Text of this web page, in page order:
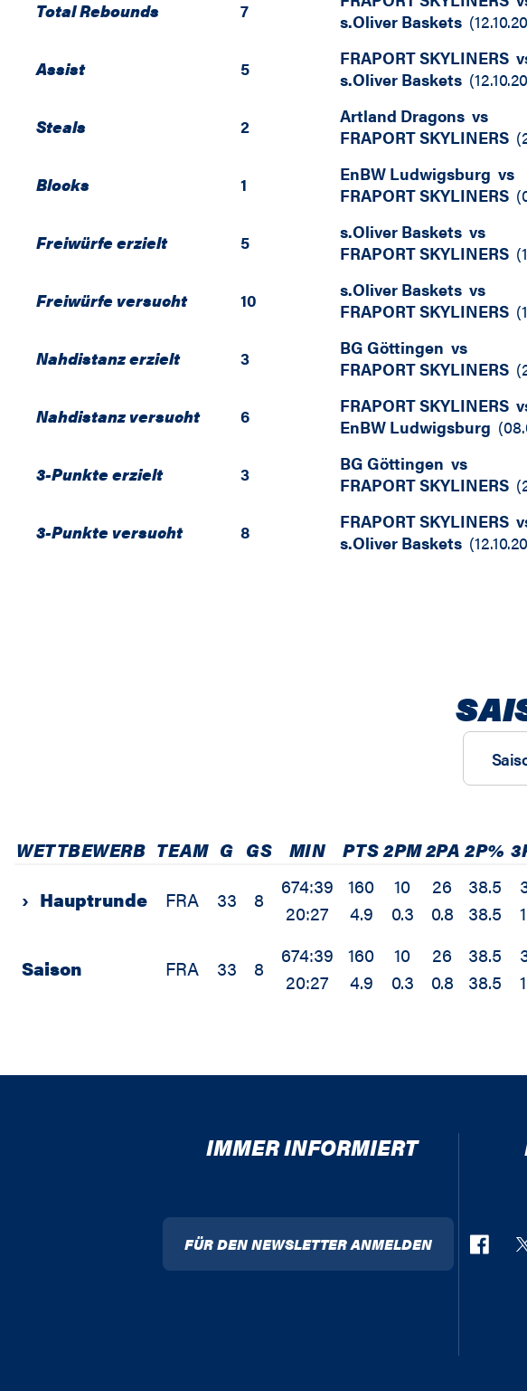
Total Rebounds 7
s.Oliver Baskets (
Assist 5 FRAPORT SKYLINERS
s.Oliver Baskets (
Steals 2 Artland Dragons vs
FRAPORT SKYLINERS (
Blocks 1 EnBW Ludwigsburg vs
FRAPORT SKYLINERS (
Freiwürfe erzielt 5 s.Oliver Baskets vs
FRAPORT SKYLINERS (
Freiwürfe versucht 10 s.Oliver Baskets vs
FRAPORT SKYLINERS (
Nahdistanz erzielt 3 BG Göttingen vs
FRAPORT SKYLINERS (
Nahdistanz versucht 6 FRAPORT SKYLINERS
EnBW Ludwigsburg (
3-Punkte erzielt 3 BG Göttingen vs
FRAPORT SKYLINERS (
3-Punkte versucht 8 FRAPORT SKYLINERS
s.Oliver Baskets (
WETTBEWERB TEAM G GS MIN PTS2PM2PA 2P%
› Hauptrunde FRA 33 8
674:39
20:27
160
4.9
10
0.3
26
0.8
38.5
38.5
Saison FRA 33 8
674:39
20:27
160
4.9
10
0.3
26
0.8
38.5
38.5
IMMER INFORMIERT
FÜR DEN NEWSLETTER ANMELDEN